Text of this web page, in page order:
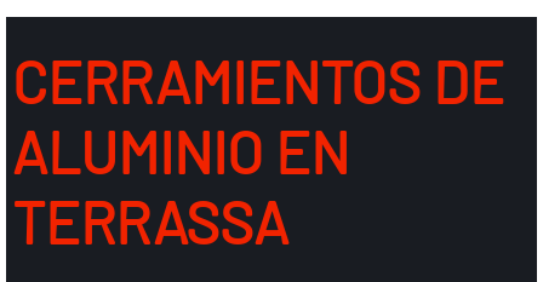
CERRAMIENTOS DE
ALUMINIO EN
TERRASSA